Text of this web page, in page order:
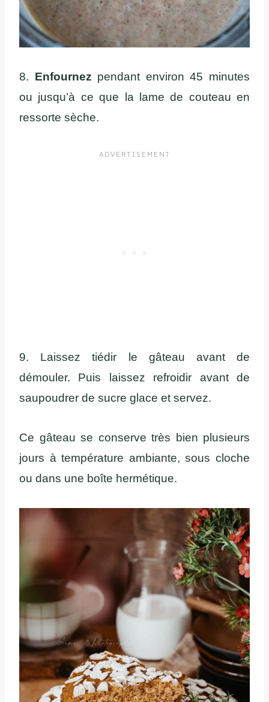
8. Enfournez pendant environ 45 minutes
ou jusqu’à ce que la lame de couteau en
ressorte sèche.
9. Laissez tiédir le gâteau avant de
démouler. Puis laissez refroidir avant de
saupoudrer de sucre glace et servez.
Ce gâteau se conserve très bien plusieurs
jours à température ambiante, sous cloche
ou dans une boîte hermétique.